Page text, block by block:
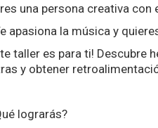
una persona creativa
apasiona la música y
taller es para ti! Descubre
y obtener
lograrás?